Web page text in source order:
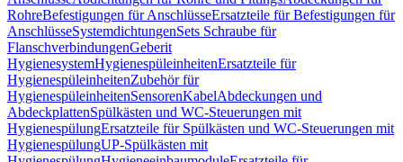
RohreBefestigungen für AnschlüsseErsatzteile für Befestigungen für
AnschlüsseSystemdichtungenSets Schraube für
FlanschverbindungenGeberit
HygienesystemHygienespüleinheitenErsatzteile für
HygienespüleinheitenZubehör für
HygienespüleinheitenSensorenKabelAbdeckungen und
AbdeckplattenSpülkästen und WC-Steuerungen mit
HygienespülungErsatzteile für Spülkästen und WC-Steuerungen mit
HygienespülungUP-Spülkästen mit